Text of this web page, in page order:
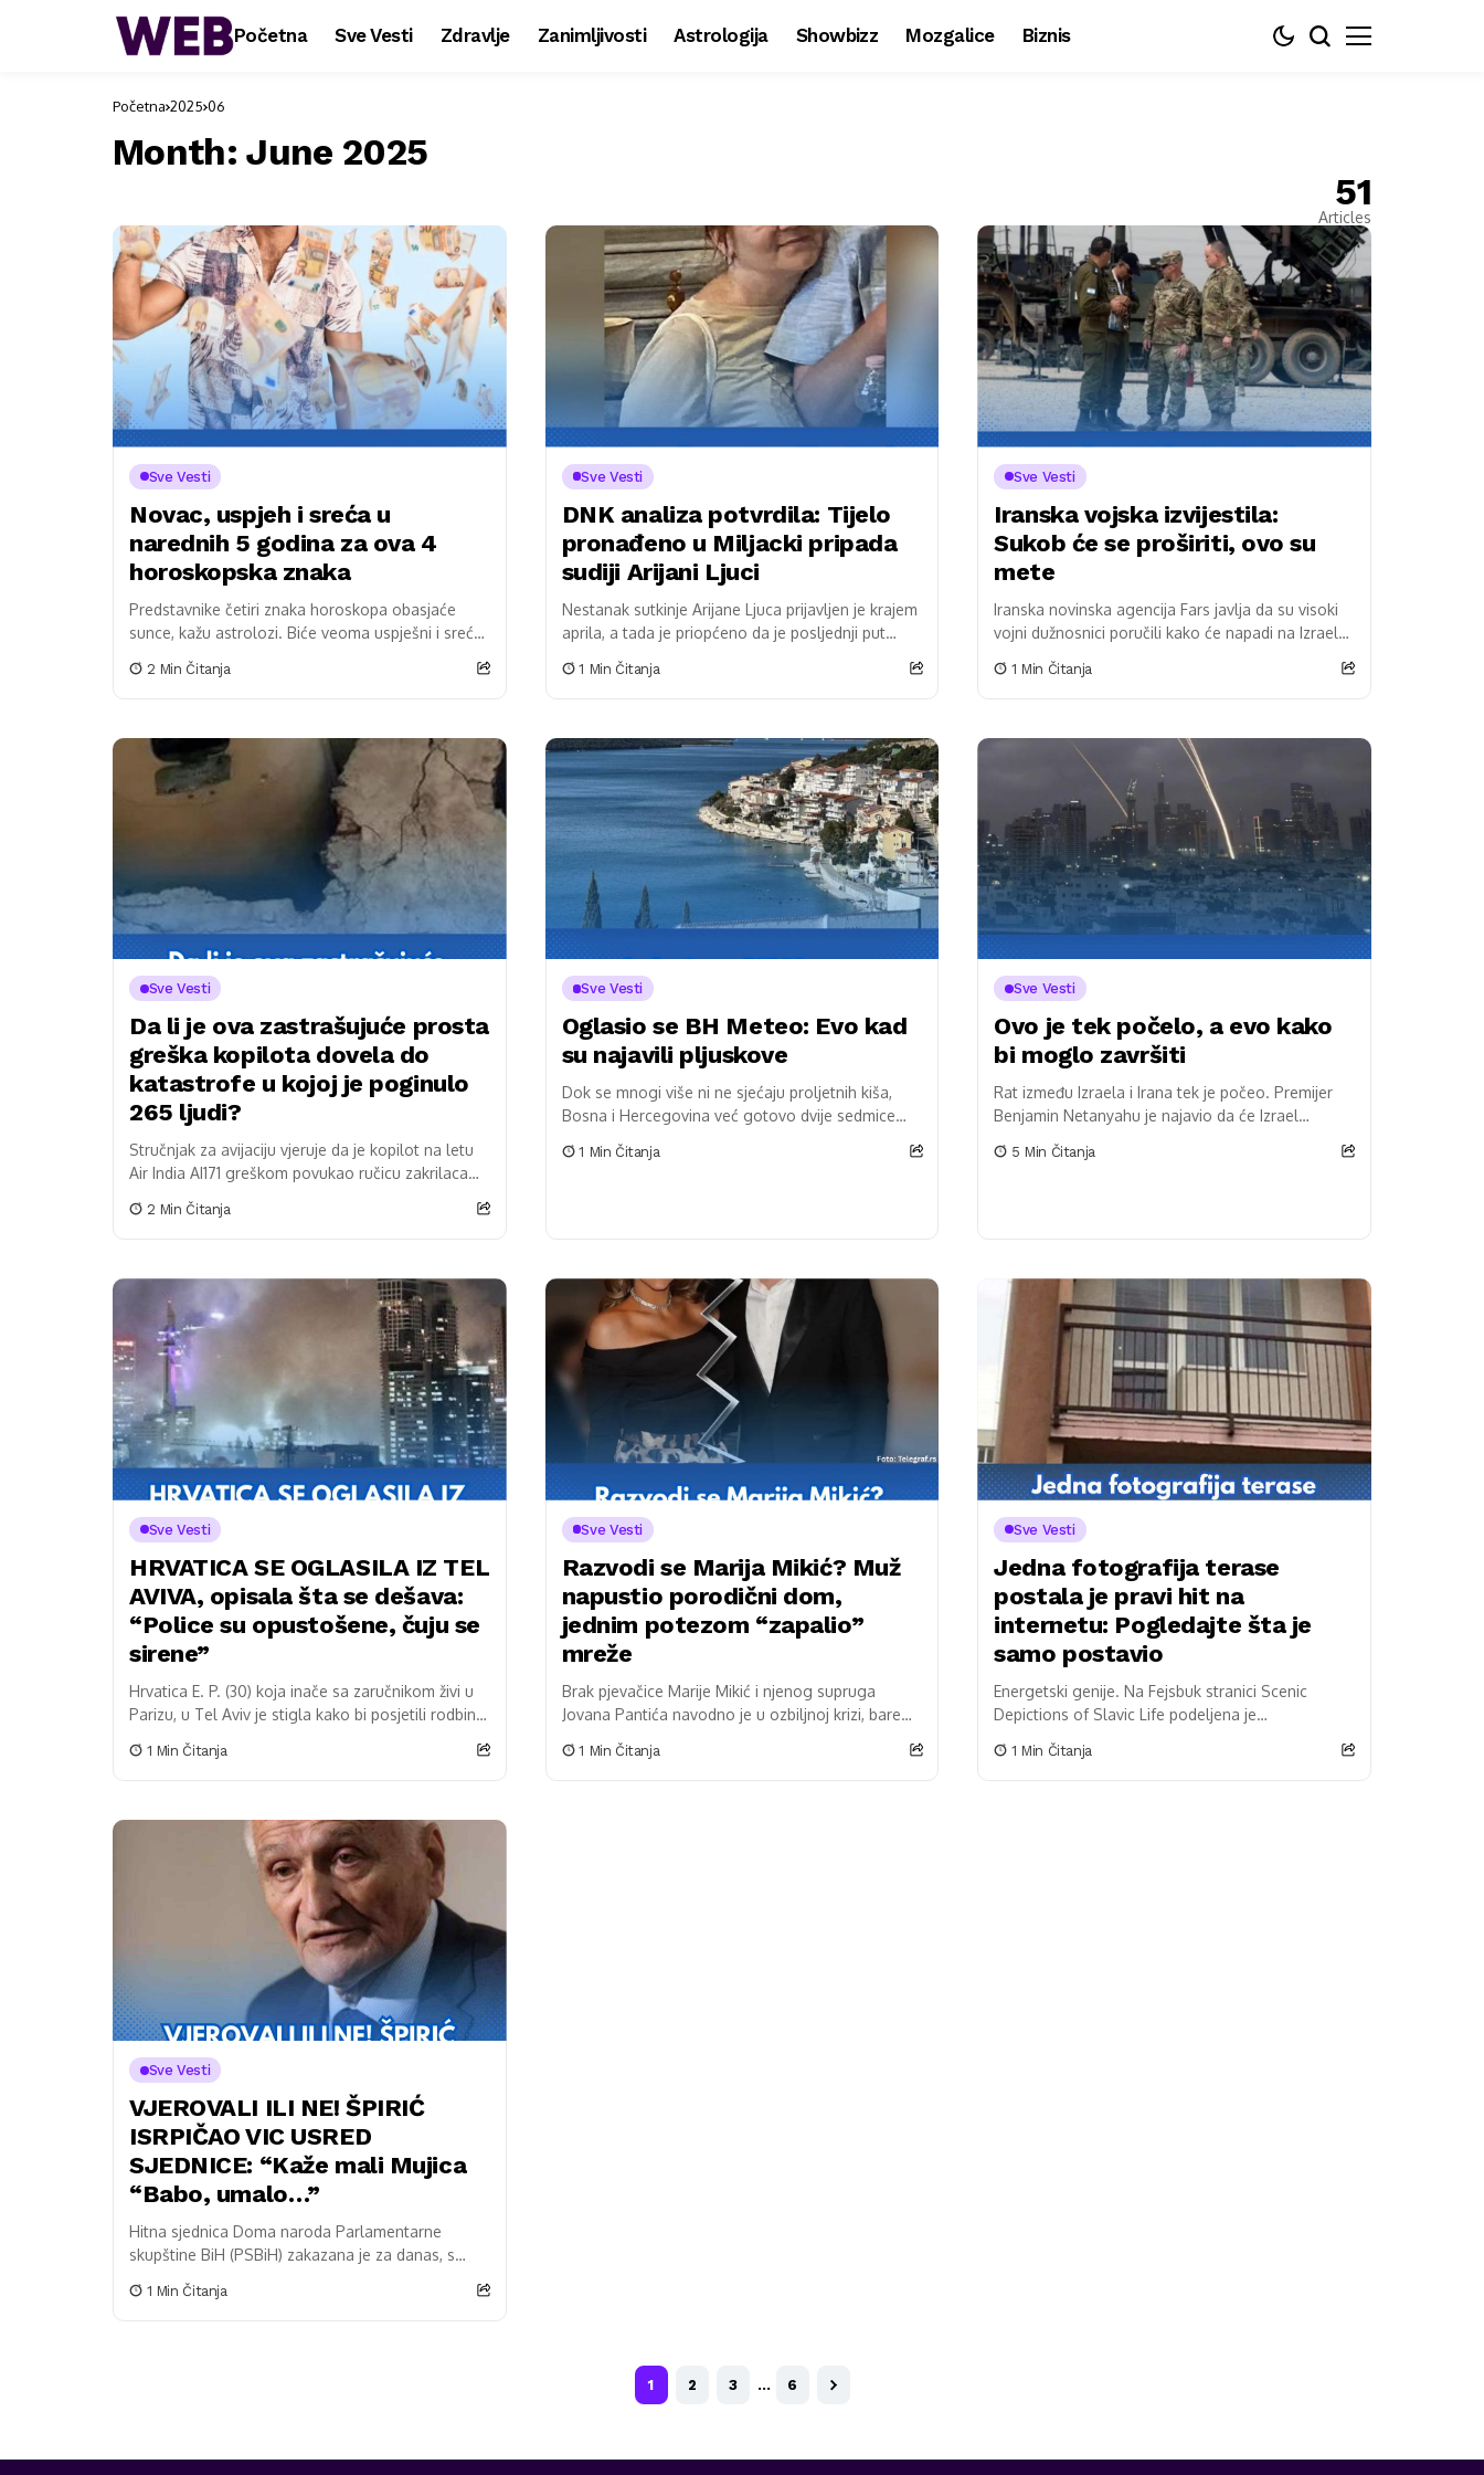
Početna Sve Vesti Zdravlje Zanimljivosti Astrologija Showbizz Mozgalice Biznis
Početna 2025 06
Month: June 2025
51
Articles
Sve Vesti
Novac, uspjeh i sreća u
narednih 5 godina za ova 4
horoskopska znaka
Predstavnike četiri znaka horoskopa obasjaće
sunce, kažu astrolozi. Biće veoma uspješni i srećni,
bogatstvo, imati...
2 Min Čitanja
Sve Vesti
DNK analiza potvrdila: Tijelo
pronađeno u Miljacki pripada
sudiji Arijani Ljuci
Nestanak sutkinje Arijane Ljuca prijavljen je krajem
aprila, a tada je priopćeno da je posljednji put
1 Min Čitanja
Sve Vesti
Iranska vojska izvijestila:
Sukob će se proširiti, ovo su
mete
Iranska novinska agencija Fars javlja da su visoki
vojni dužnosnici poručili kako će napadi na Izrael
1 Min Čitanja
Sve Vesti
Da li je ova zastrašujuće prosta
greška kopilota dovela do
katastrofe u kojoj je poginulo
265 ljudi?
Stručnjak za avijaciju vjeruje da je kopilot na letu
Air India AI171 greškom povukao ručicu zakrilaca
2 Min Čitanja
Sve Vesti
Oglasio se BH Meteo: Evo kad
su najavili pljuskove
Dok se mnogi više ni ne sjećaju proljetnih kiša,
Bosna i Hercegovina već gotovo dvije sedmice
1 Min Čitanja
Sve Vesti
Ovo je tek počelo, a evo kako
bi moglo završiti
Rat između Izraela i Irana tek je počeo. Premijer
Benjamin Netanyahu je najavio da će Izrael
koliko...
5 Min Čitanja
Sve Vesti
HRVATICA SE OGLASILA IZ TEL
AVIVA, opisala šta se dešava:
“Police su opustošene, čuju se
sirene”
Hrvatica E. P. (30) koja inače sa zaručnikom živi u
Parizu, u Tel Aviv je stigla kako bi posjetili rodbinu.
1 Min Čitanja
Sve Vesti
Razvodi se Marija Mikić? Muž
napustio porodični dom,
jednim potezom “zapalio”
mreže
Brak pjevačice Marije Mikić i njenog supruga
Jovana Pantića navodno je u ozbiljnoj krizi, barem
korisnici...
1 Min Čitanja
Sve Vesti
Jedna fotografija terase
postala je pravi hit na
internetu: Pogledajte šta je
samo postavio
Energetski genije. Na Fejsbuk stranici Scenic
Depictions of Slavic Life podeljena je
korisnike društvenih mreža naterala da...
1 Min Čitanja
Sve Vesti
VJEROVALI ILI NE! ŠPIRIĆ
ISRPIČAO VIC USRED
SJEDNICE: “Kaže mali Mujica
“Babo, umalo…”
Hitna sjednica Doma naroda Parlamentarne
skupštine BiH (PSBiH) zakazana je za danas, s
obimnim dnevnim redom. Nikola Špirić se obratio
zastupnicima u Domu...
1 Min Čitanja
1 2 3 … 6